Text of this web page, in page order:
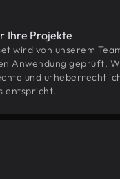
Ihre Projekte
wird von unserem
Anwendung geprüft.
und
entspricht.